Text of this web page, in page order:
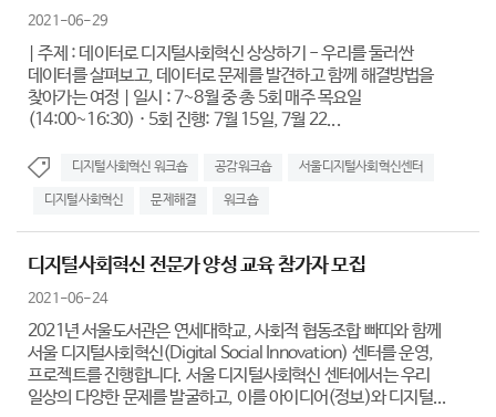
2021-06-29
| 주제 : 데이터로 디지털사회혁신 상상하기 - 우리를 둘러싼
데이터를 살펴보고, 데이터로 문제를 발견하고 함께 해결방법을
찾아가는 여정 | 일시 : 7~8월 중 총 5회 매주 목요일
(14:00~16:30) · 5회 진행: 7월 15일, 7월 22...
디지털사회혁신 워크숍 공감워크숍 서울디지털사회혁신센터
디지털사회혁신 문제해결 워크숍
디지털사회혁신 전문가 양성 교육 참가자 모집
2021-06-24
2021년 서울도서관은 연세대학교, 사회적 협동조합 빠띠와 함께
서울 디지털사회혁신(Digital Social Innovation) 센터를 운영,
프로젝트를 진행합니다. 서울 디지털사회혁신 센터에서는 우리
일상의 다양한 문제를 발굴하고, 이를 아이디어(정보)와 디지털...